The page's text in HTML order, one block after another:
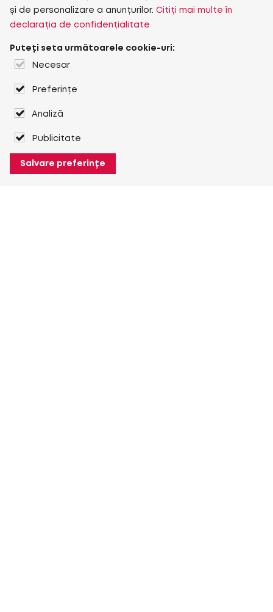
și de personalizare a anunțurilor. Citiți mai multe în
declarația de confidențialitate
Puteți seta următoarele cookie-uri:
Necesar
Preferințe
Analiză
Publicitate
Salvare preferințe